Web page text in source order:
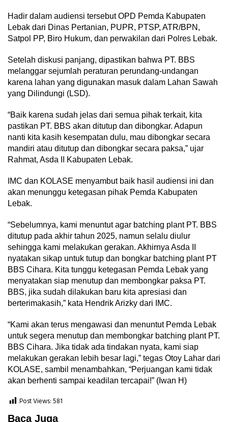
Hadir dalam audiensi tersebut OPD Pemda Kabupaten
Lebak dari Dinas Pertanian, PUPR, PTSP, ATR/BPN,
Satpol PP, Biro Hukum, dan perwakilan dari Polres Lebak.
Setelah diskusi panjang, dipastikan bahwa PT. BBS
melanggar sejumlah peraturan perundang-undangan
karena lahan yang digunakan masuk dalam Lahan Sawah
yang Dilindungi (LSD).
“Baik karena sudah jelas dari semua pihak terkait, kita
pastikan PT. BBS akan ditutup dan dibongkar. Adapun
nanti kita kasih kesempatan dulu, mau dibongkar secara
mandiri atau ditutup dan dibongkar secara paksa,” ujar
Rahmat, Asda II Kabupaten Lebak.
IMC dan KOLASE menyambut baik hasil audiensi ini dan
akan menunggu ketegasan pihak Pemda Kabupaten
Lebak.
“Sebelumnya, kami menuntut agar batching plant PT. BBS
ditutup pada akhir tahun 2025, namun selalu diulur
sehingga kami melakukan gerakan. Akhirnya Asda II
nyatakan sikap untuk tutup dan bongkar batching plant PT
BBS Cihara. Kita tunggu ketegasan Pemda Lebak yang
menyatakan siap menutup dan membongkar paksa PT.
BBS, jika sudah dilakukan baru kita apresiasi dan
berterimakasih,” kata Hendrik Arizky dari IMC.
“Kami akan terus mengawasi dan menuntut Pemda Lebak
untuk segera menutup dan membongkar batching plant PT.
BBS Cihara. Jika tidak ada tindakan nyata, kami siap
melakukan gerakan lebih besar lagi,” tegas Otoy Lahar dari
KOLASE, sambil menambahkan, “Perjuangan kami tidak
akan berhenti sampai keadilan tercapai!” (Iwan H)
Post Views:581
Baca Juga